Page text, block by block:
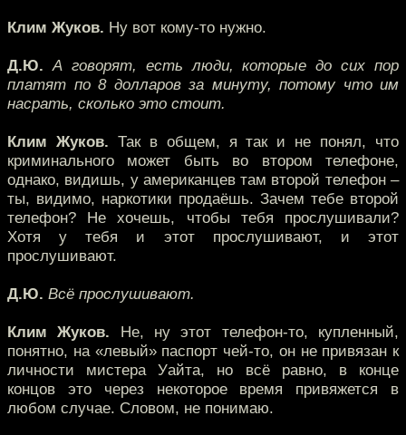
Клим Жуков. Ну вот кому-то нужно.
Д.Ю. А говорят, есть люди, которые до сих пор
платят по 8 долларов за минуту, потому что им
насрать, сколько это стоит.
Клим Жуков. Так в общем, я так и не понял, что
криминального может быть во втором телефоне,
однако, видишь, у американцев там второй телефон –
ты, видимо, наркотики продаёшь. Зачем тебе второй
телефон? Не хочешь, чтобы тебя прослушивали?
Хотя у тебя и этот прослушивают, и этот
прослушивают.
Д.Ю. Всё прослушивают.
Клим Жуков. Не, ну этот телефон-то, купленный,
понятно, на «левый» паспорт чей-то, он не привязан к
личности мистера Уайта, но всё равно, в конце
концов это через некоторое время привяжется в
любом случае. Словом, не понимаю.